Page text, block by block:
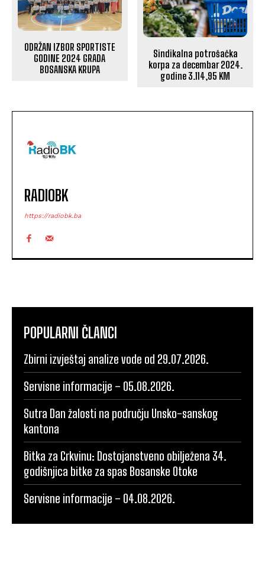
ODRŽAN IZBOR SPORTISTE
GODINE 2024 GRADA
BOSANSKA KRUPA
Sindikalna potrošačka
korpa za decembar 2024.
godine 3.114,95 KM
RADIOBK
https://radiobk.ba
POPULARNI ČLANCI
Zbirni izvještaj analize vode od 29.07.2026.
Servisne informacije – 05.08.2026.
Sutra Dan žalosti na području Unsko-sanskog
kantona
Bitka za Crkvinu: Dostojanstveno obilježena 34.
godišnjica bitke za spas Bosanske Otoke
Servisne informacije – 04.08.2026.